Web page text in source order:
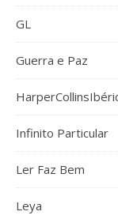
GL
Guerra e Paz
Infinito Particular
Ler Faz Bem
Leya